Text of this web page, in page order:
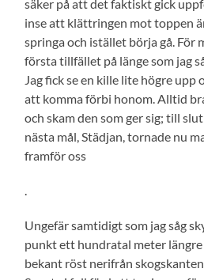
säker på att det faktiskt gick
inse att klättringen mot toppen
springa och istället börja gå. För
första tillfället på länge som jag
Jag fick se en kille lite högre upp
att komma förbi honom. Alltid
och skam den som ger sig; till
nästa mål, Städjan, tornade nu
framför oss
.
Ungefär samtidigt som jag såg
punkt ett hundratal meter längre
bekant röst nerifrån